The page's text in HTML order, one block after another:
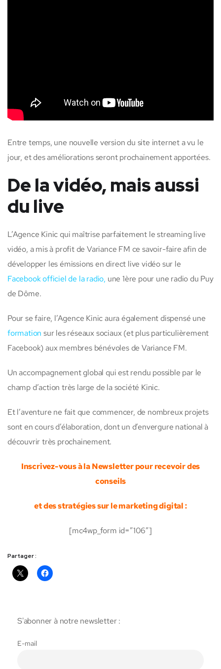
Entre temps, une nouvelle version du site internet a vu le
jour, et des améliorations seront prochainement apportées.
De la vidéo, mais aussi
du live
L’Agence Kinic qui maîtrise parfaitement le streaming live
vidéo, a mis à profit de Variance FM ce savoir-faire afin de
développer les émissions en direct live vidéo sur le
Facebook officiel de la radio, une 1ère pour une radio du Puy
de Dôme.
Pour se faire, l’Agence Kinic aura également dispensé une
formation sur les réseaux sociaux (et plus particulièrement
Facebook) aux membres bénévoles de Variance FM.
Un accompagnement global qui est rendu possible par le
champ d’action très large de la société Kinic.
Et l’aventure ne fait que commencer, de nombreux projets
sont en cours d’élaboration, dont un d’envergure national à
découvrir très prochainement.
Inscrivez-vous à la Newsletter pour recevoir des
conseils
et des stratégies sur le marketing digital :
[mc4wp_form id=”106″]
Partager :
S'abonner à notre newsletter :
E-mail